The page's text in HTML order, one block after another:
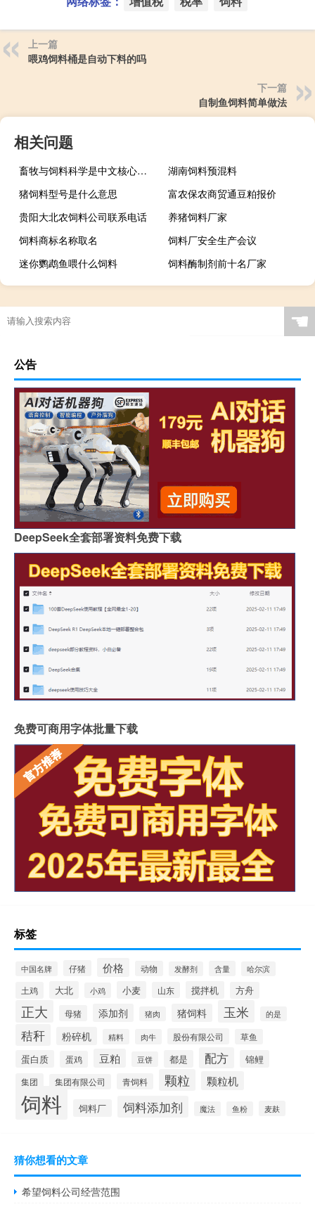
上一篇
喂鸡饲料桶是自动下料的吗
下一篇
自制鱼饲料简单做法
相关问题
畜牧与饲料科学是中文核心期刊吗
湖南饲料预混料
猪饲料型号是什么意思
富农保农商贸通豆粕报价
贵阳大北农饲料公司联系电话
养猪饲料厂家
饲料商标名称取名
饲料厂安全生产会议
迷你鹦鹉鱼喂什么饲料
饲料酶制剂前十名厂家
☚
公告
DeepSeek全套部署资料免费下载
免费可商用字体批量下载
标签
中国名牌 仔猪 价格 动物 发酵剂 含量 哈尔滨
土鸡 大北 小鸡 小麦 山东 搅拌机 方舟
正大 母猪 添加剂 猪肉 猪饲料 玉米 的是
秸秆 粉碎机 精料 肉牛 股份有限公司 草鱼
蛋白质 蛋鸡 豆粕 豆饼 都是 配方 锦鲤
集团 集团有限公司 青饲料 颗粒 颗粒机
饲料 饲料厂 饲料添加剂 魔法 鱼粉 麦麸
猜你想看的文章
希望饲料公司经营范围